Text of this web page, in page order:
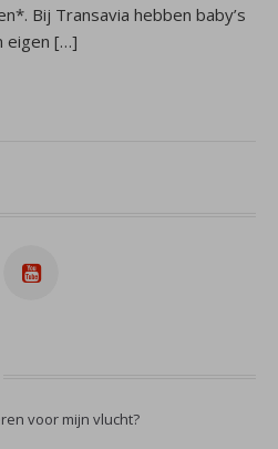
Bij Transavia hebben baby’s
eigen […]
voor mijn vlucht?